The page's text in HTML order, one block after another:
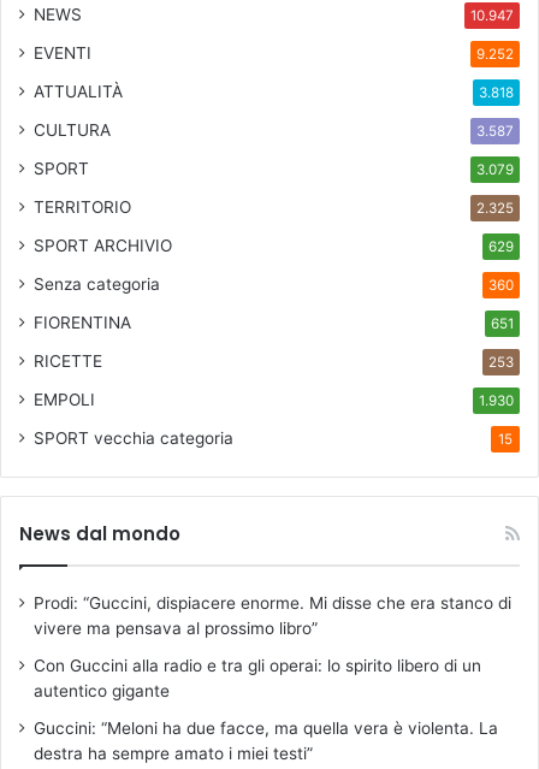
NEWS 10.947
EVENTI 9.252
ATTUALITÀ 3.818
CULTURA 3.587
SPORT 3.079
TERRITORIO 2.325
SPORT ARCHIVIO 629
Senza categoria 360
FIORENTINA 651
RICETTE 253
EMPOLI 1.930
SPORT vecchia categoria 15
News dal mondo
Prodi: “Guccini, dispiacere enorme. Mi disse che era stanco di
vivere ma pensava al prossimo libro”
Con Guccini alla radio e tra gli operai: lo spirito libero di un
autentico gigante
Guccini: “Meloni ha due facce, ma quella vera è violenta. La
destra ha sempre amato i miei testi”